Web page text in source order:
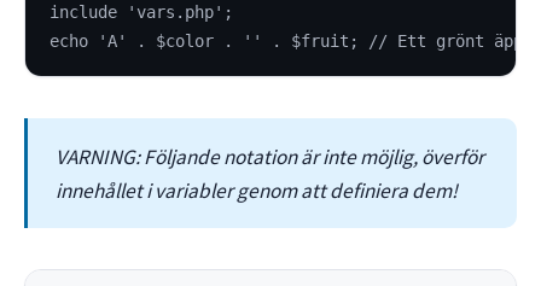
include 'vars.php';
echo 'A' . $color . '' . $fruit; // Ett grönt äpple
VARNING: Följande notation är inte möjlig, överför
innehållet i variabler genom att definiera dem!